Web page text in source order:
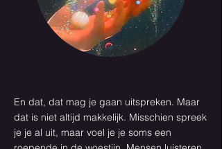
En dat, dat mag je gaan uitspreken. Maar
dat is niet altijd makkelijk. Misschien spreek
je je al uit, maar voel je je soms een